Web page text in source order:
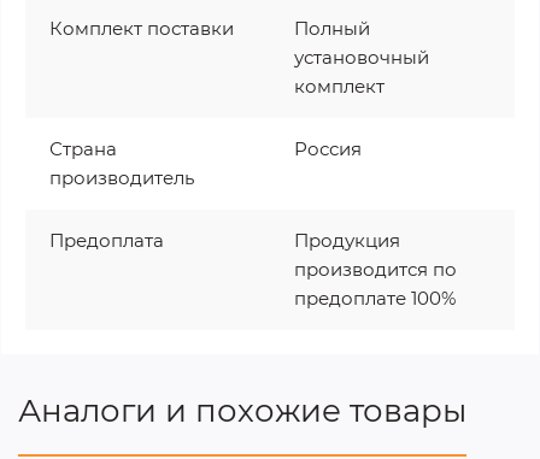
Комплект поставки
Полный
установочный
комплект
Страна
производитель
Россия
Предоплата
Продукция
производится по
предоплате 100%
Аналоги и похожие товары